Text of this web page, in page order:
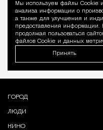
Мы используем файлы Сookie
анализа информации о
а также для улучшения и
предоставления
продолжая пользоваться
файлов Cookie и данных
Принять
ГОРОД
ЛЮДИ
КИНО